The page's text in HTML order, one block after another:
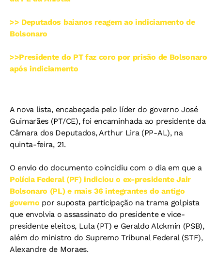
>> Deputados baianos reagem ao indiciamento de
Bolsonaro
>>Presidente do PT faz coro por prisão de Bolsonaro
após indiciamento
A nova lista, encabeçada pelo líder do governo José
Guimarães (PT/CE), foi encaminhada ao presidente da
Câmara dos Deputados, Arthur Lira (PP-AL), na
quinta-feira, 21.
O envio do documento coincidiu com o dia em que a
Polícia Federal (PF) indiciou o ex-presidente Jair
Bolsonaro (PL) e mais 36 integrantes do antigo
governo por suposta participação na trama golpista
que envolvia o assassinato do presidente e vice-
presidente eleitos, Lula (PT) e Geraldo Alckmin (PSB),
além do ministro do Supremo Tribunal Federal (STF),
Alexandre de Moraes.